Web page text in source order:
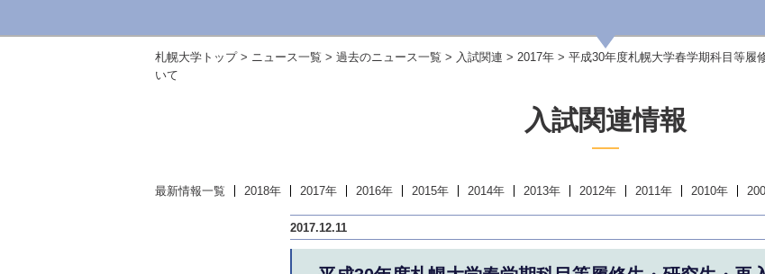
札幌大学トップ> ニュース一覧 > 過去のニュース一覧 > 入試関連 > 2017年 > 平成30年度札幌大学春学期科目等履
いて
入試関連情報
最新情報一覧 2018年 2017年 2016年 2015年 2014年 2013年 2012年 2011年 2010年
2017.12.11